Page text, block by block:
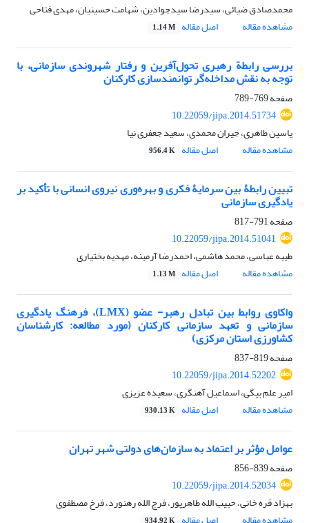
محمدصادق ضیائی، سیدرضا سیدجوادین، شهامت حسینیان، مهدی فتاحی
مشاهده مقاله
اصل مقاله 1.14 M
بررسی رابطة رهبری تحول‌‌آفرین و رفتار شهروندی سازمانی، با
توجه به نقش مداخله‌‌گر توانمندسازی کارکنان
صفحه769-789
10.22059/jipa.2014.51734
یاسین طاهری، جیران محمدی، سعید جعفری نیا
مشاهده مقاله
اصل مقاله 956.4 K
تبیین رابطۀ بین سرمایۀ فکری و بهره‌وری نیروی انسانی با تأکید بر
یادگیری سازمانی
صفحه791-817
10.22059/jipa.2014.51041
طیبه عباسی، محمد هاشمی، احمدرضا آرمینه، مهدیه بختیاری
مشاهده مقاله
اصل مقاله 1.13 M
واکاوی روابط بین تبادل رهبر- عضو (LMX)، فرهنگ یادگیری
سازمانی و تعهد سازمانی کارکنان (مورد مطالعه: کارشناسان
کشاورزی استان مرکزی)
صفحه819-837
10.22059/jipa.2014.52202
امیر علم بیگی، اسماعیل آهنگری، سعیده عزیزی
مشاهده مقاله
اصل مقاله 930.13 K
عوامل مؤثر بر اعتماد به سازمان‌های دولتی شهر تهران
صفحه839-856
10.22059/jipa.2014.52034
بهزاد قره خانی، حبیب الله طاهرپور، فرج الله رهنورد، فرخ مصطفوی